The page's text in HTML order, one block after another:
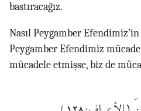
bastıracağız.
Nasıl Peygamber
Peygamber Efendimiz
mücadele etmişse, biz de
(الأعراف:١٢٨)